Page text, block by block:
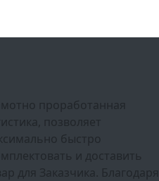
проработанная
позволяет
быстро
и доставить
для Заказчика. Благодаря